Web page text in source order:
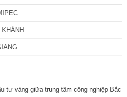
tư vàng giữa trung tâm công nghiệp Bắc